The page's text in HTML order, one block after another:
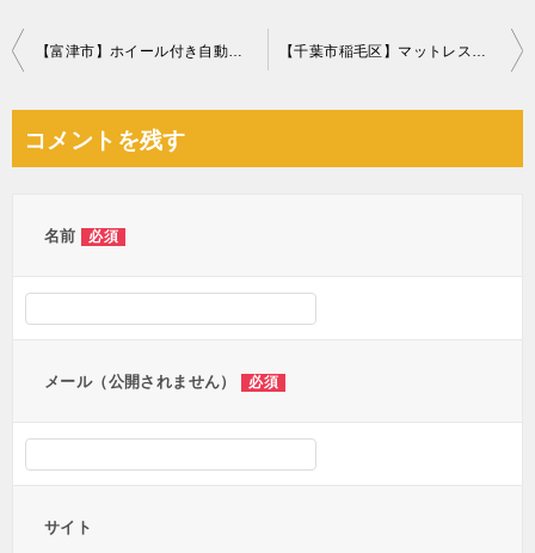
投
ビ
【富津市】ホイール付き自動車タイヤの回収・処分ご依頼 お客様の声 【千葉市稲毛区】マットレス付きセミダブルベッド等の回収・処分
コメントを残す
名前 必須
メール（公開されません） 必須
サイト